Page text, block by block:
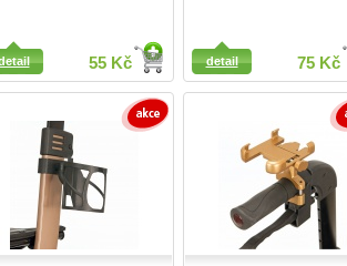
55 Kč 75 Kč
detail